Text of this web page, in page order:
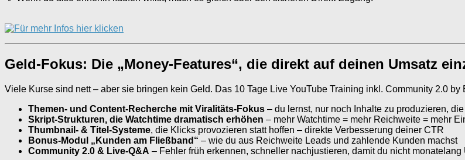
Geld-Fokus: Die „Money-Features“, die direkt auf deinen Umsatz
Viele Kurse sind nett – aber sie bringen kein Geld. Das 10 Tage Live YouTube Training inkl. Community 2.0
Themen- und Content-Recherche mit Viralitäts-Fokus – du lernst, nur noch Inhalte zu produzieren,
Skript-Strukturen, die Watchtime dramatisch erhöhen – mehr Watchtime = mehr Reichweite = mehr
Thumbnail- & Titel-Systeme, die Klicks provozieren statt hoffen – direkte Verbesserung deiner CTR
Bonus-Modul „Kunden am Fließband“ – wie du aus Reichweite Leads und zahlende Kunden machst
Community 2.0 & Live-Q&A – Fehler früh erkennen, schneller nachjustieren, damit du nicht